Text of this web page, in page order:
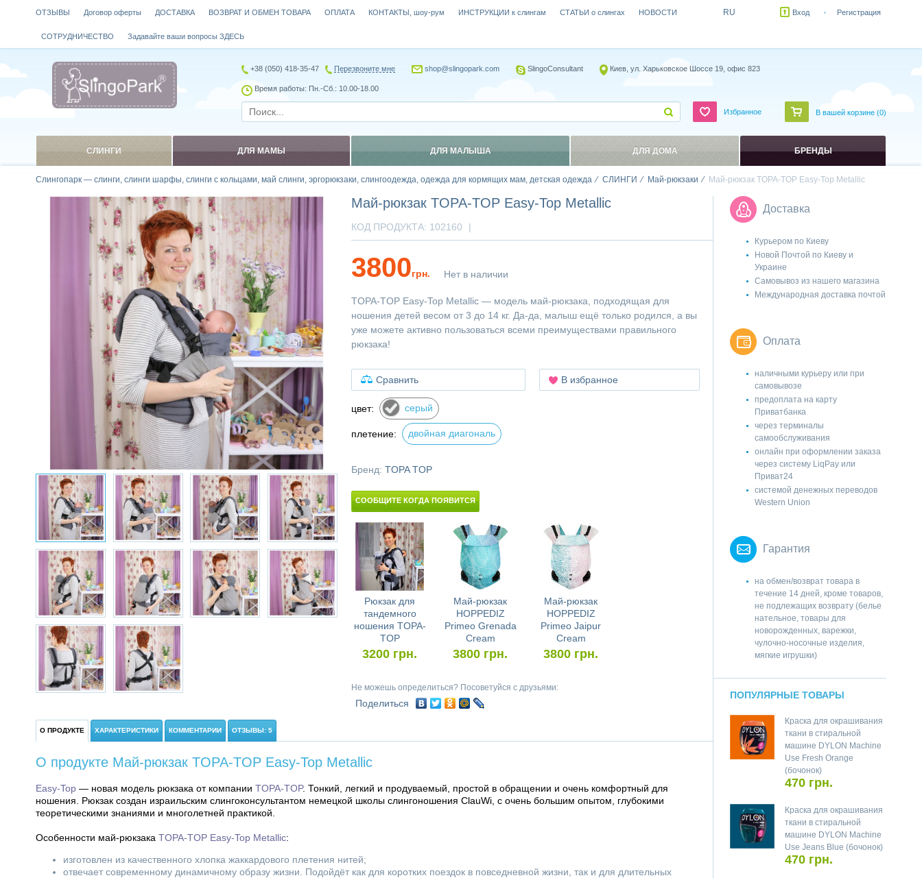
Слингопарк — слинги, слинги шарфы, слинги с кольцами, май слинги, эргорюкзаки, слингоодежда, одежда для кормящих мам, детская одежда СЛИНГИ Май-рюкзаки Май-рюкзак TOPA-TOP Easy-Top Metallic
Май-рюкзак TOPA-TOP Easy-Top Metallic
КОД ПРОДУКТА: 102160 |
3800грн. Нет в наличии
TOPA-TOP Easy-Top Metallic — модель май-рюкзака, подходящая для
ношения детей весом от 3 до 14 кг. Да-да, малыш ещё только родился, а вы
уже можете активно пользоваться всеми преимуществами правильного
рюкзака!
Сравнить В избранное
цвет: серый
плетение: двойная диагональ
Бренд: TOPA TOP
СООБЩИТЕ КОГДА ПОЯВИТСЯ
Рюкзак для
тандемного
ношения TOPA-
TOP
3200 грн.
Май-рюкзак
HOPPEDIZ
Primeo Grenada
Cream
3800 грн.
Май-рюкзак
HOPPEDIZ
Primeo Jaipur
Cream
3800 грн.
Не можешь определиться? Посоветуйся с друзьями:
Поделиться
О ПРОДУКТЕ ХАРАКТЕРИСТИКИ КОММЕНТАРИИ ОТЗЫВЫ: 5
О продукте Май-рюкзак TOPA-TOP Easy-Top Metallic
Easy-Top — новая модель рюкзака от компании TOPA-TOP. Тонкий, легкий и продуваемый, простой в обращении и очень комфортный для
ношения. Рюкзак создан израильским слингоконсультантом немецкой школы слингоношения ClauWi, с очень большим опытом, глубокими
теоретическими знаниями и многолетней практикой.
Особенности май-рюкзака TOPA-TOP Easy-Top Metallic:
изготовлен из качественного хлопка жаккардового плетения нитей;
отвечает современному динамичному образу жизни. Подойдёт как для коротких поездок в повседневной жизни, так и для длительных
Доставка
Курьером по Киеву
Новой Почтой по Киеву и
Украине
Самовывоз из нашего магазина
Международная доставка почтой
Оплата
наличными курьеру или при
самовывозе
предоплата на карту
Приватбанка
через терминалы
самообслуживания
онлайн при оформлении заказа
через систему LiqPay или
Приват24
системой денежных переводов
Western Union
Гарантия
на обмен/возврат товара в
течение 14 дней, кроме товаров,
не подлежащих возврату (белье
нательное, товары для
новорожденных, варежки,
чулочно-носочные изделия,
мягкие игрушки)
ПОПУЛЯРНЫЕ ТОВАРЫ
Краска для окрашивания
ткани в стиральной
машине DYLON Machine
Use Fresh Orange
(бочонок)
470 грн.
Краска для окрашивания
ткани в стиральной
машине DYLON Machine
Use Jeans Blue (бочонок)
470 грн.
ОТЗЫВЫ Договор оферты ДОСТАВКА ВОЗВРАТ И ОБМЕН ТОВАРА ОПЛАТА КОНТАКТЫ, шоу-рум ИНСТРУКЦИИ к слингам СТАТЬИ о слингах НОВОСТИ
СОТРУДНИЧЕСТВО Задавайте ваши вопросы ЗДЕСЬ
RU Вход Регистрация
+38 (050) 418-35-47 Перезвоните мне shop@slingopark.com SlingoConsultant Киев, ул. Харьковское Шоссе 19, офис 823
Время работы: Пн.-Сб.: 10.00-18.00
Избранное В вашей корзине (0)
СЛИНГИ ДЛЯ МАМЫ ДЛЯ МАЛЫША ДЛЯ ДОМА БРЕНДЫ